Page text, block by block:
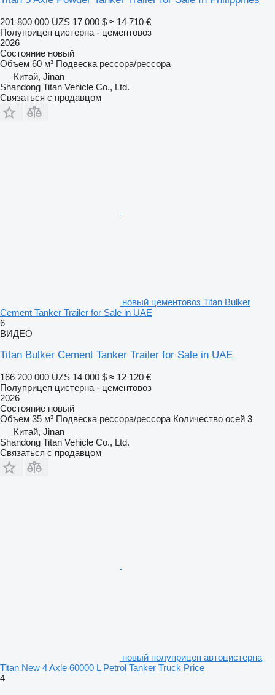
201 800 000 UZS 17 000 $ ≈ 14 710 €
Полуприцеп цистерна - цементовоз
2026
Состояние новый
Объем 60 м³ Подвеска рессора/рессора
Китай, Jinan
Shandong Titan Vehicle Co., Ltd.
Связаться с продавцом
новый цементовоз Titan Bulker
Cement Tanker Trailer for Sale in UAE
6
ВИДЕО
Titan Bulker Cement Tanker Trailer for Sale in UAE
166 200 000 UZS 14 000 $ ≈ 12 120 €
Полуприцеп цистерна - цементовоз
2026
Состояние новый
Объем 35 м³ Подвеска рессора/рессора Количество осей 3
Китай, Jinan
Shandong Titan Vehicle Co., Ltd.
Связаться с продавцом
новый полуприцеп автоцистерна
Titan New 4 Axle 60000 L Petrol Tanker Truck Price
4